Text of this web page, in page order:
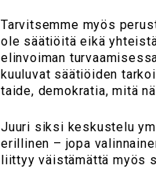
Tarvitsemme myös
ole säätiöitä eikä
elinvoiman
kuuluvat säätiöiden
taide, demokratia, mitä
Juuri siksi keskustelu
erillinen – jopa
liittyy väistämättä myös